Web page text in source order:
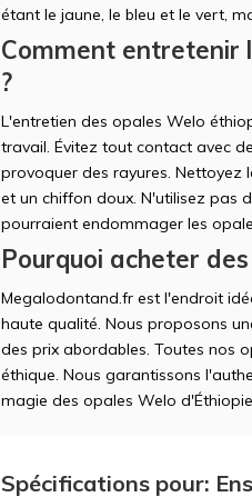
étant le jaune, le bleu et le vert,
Comment entretenir
?
L'entretien des opales Welo
travail. Évitez tout contact avec
provoquer des rayures. Nettoyez
et un chiffon doux. N'utilisez pas
pourraient endommager les
Pourquoi acheter
Megalodontand.fr est l'endroit
haute qualité. Nous proposons
des prix abordables. Toutes nos
éthique. Nous garantissons
magie des opales Welo
Spécifications pour: